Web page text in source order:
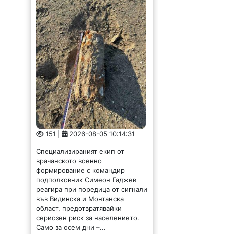
151 | 2026-08-05 10:14:31
Специализираният екип от
врачанското военно
формирование с командир
подполковник Симеон Гаджев
реагира при поредица от сигнали
във Видинска и Монтанска
област, предотвратявайки
сериозен риск за населението.
Само за осем дни –...